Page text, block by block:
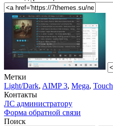
Метки
Light/Dark, AIMP 3, Mega, Touch
Контакты
ЛС администратору
Форма обратной связи
Поиск